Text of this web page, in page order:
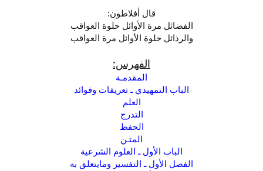
قال أفلاطون:
الفضائل مرة الأوائل حلوة العواقب
والرذائل حلوة الأوائل مرة العواقب
الفهرس:
المقدمـة
الباب التمهيدي ـ تعريفات وفوائد
العلم
التدرج
الحفظ
المتـن
الباب الأول ـ العلوم الشرعية
الفصل الأول ـ التفسير ومايتعلق به